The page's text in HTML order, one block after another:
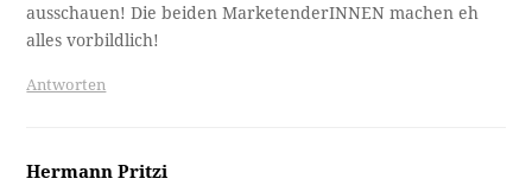
ausschauen! Die beiden MarketenderINNEN machen eh
alles vorbildlich!
Antworten
Hermann Pritzi